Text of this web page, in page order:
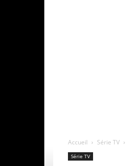
Accueil Série TV
Série TV